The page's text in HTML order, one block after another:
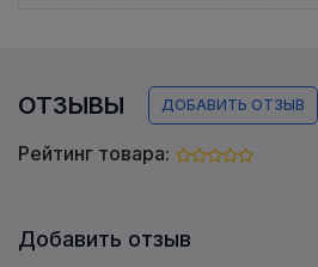
ОТЗЫВЫ ДОБАВИТЬ ОТЗЫВ
Рейтинг товара:
Добавить отзыв